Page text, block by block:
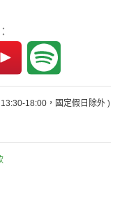
18:00，國定假日除外 )